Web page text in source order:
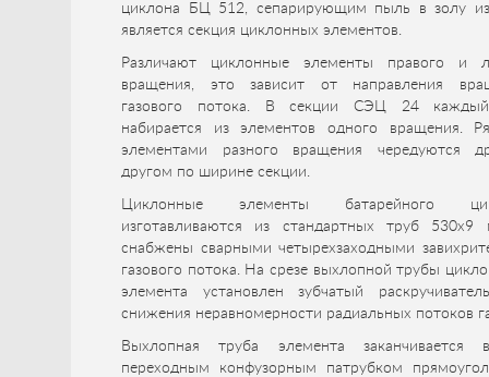
циклона БЦ 512, сепарирующим пыль в золу из
является секция циклонных элементов.
Различают циклонные элементы правого и
вращения, это зависит от направления
газового потока. В секции СЭЦ 24
набирается из элементов одного вращения.
элементами разного вращения чередуются
другом по ширине секции.
Циклонные элементы батарейного
изготавливаются из стандартных труб
снабжены сварными четырехзаходными
газового потока. На срезе выхлопной трубы
элемента установлен зубчатый
снижения неравномерности радиальных потоков
Выхлопная труба элемента заканчивается
переходным конфузорным патрубком